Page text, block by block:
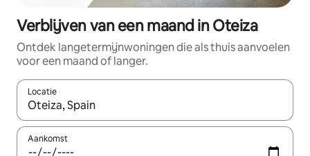
Verblijven van een maand in Oteiza
Ontdek langetermijnwoningen die als thuis aanvoelen
voor een maand of langer.
Locatie
Wanneer er resultaten beschikbaar zijn, maak je een keuze
Aankomst